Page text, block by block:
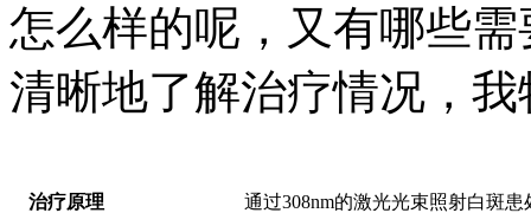
怎么样的呢，又有哪些
清晰地了解治疗情况，
治疗原理 通过308nm的激光光束照射白斑